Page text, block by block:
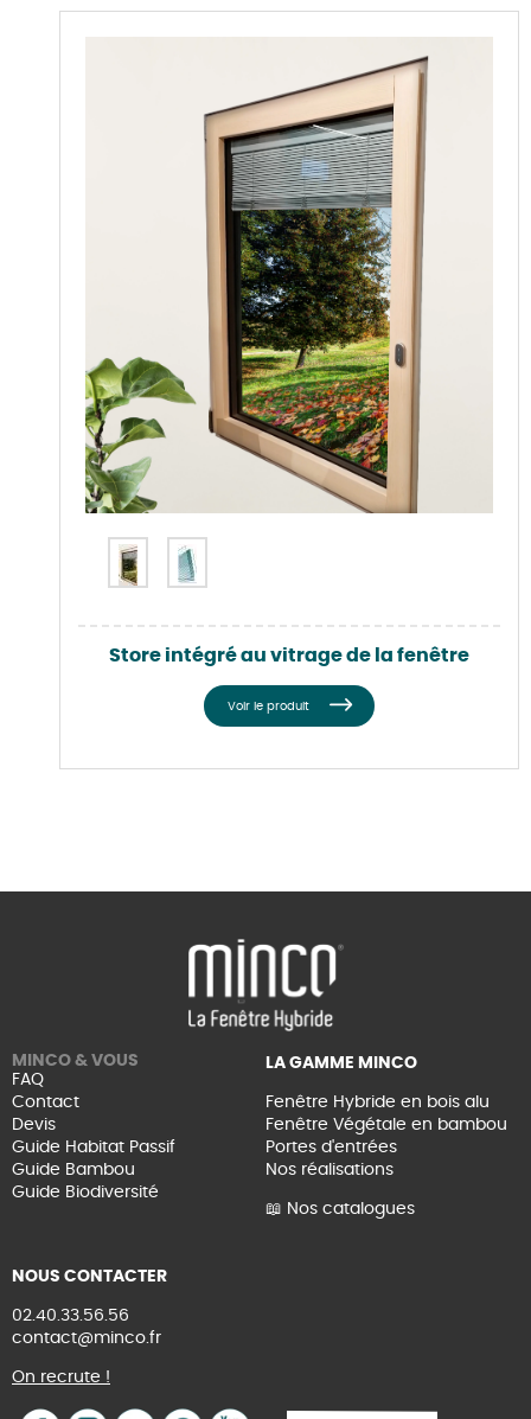
Store intégré au vitrage de la fenêtre
Voir le produit
MINCO & VOUS
FAQ
Contact
Devis
Guide Habitat Passif
Guide Bambou
Guide Biodiversité
LA GAMME MINCO
Fenêtre Hybride en bois alu
Fenêtre Végétale en bambou
Portes d'entrées
Nos réalisations
📖 Nos catalogues
NOUS CONTACTER
02.40.33.56.56
contact@minco.fr
On recrute !